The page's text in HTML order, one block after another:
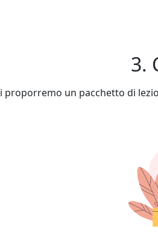
3.
proporremo un pacchetto di